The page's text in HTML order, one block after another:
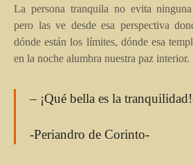
La persona tranquila no evita ninguna
pero las ve desde esa perspectiva
dónde están los límites, dónde esa
en la noche alumbra nuestra paz interior.
– ¡Qué bella es la
-Periandro de Corinto-